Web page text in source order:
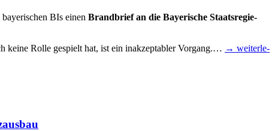
BIs einen Brand­brief an die Baye­ri­sche Staats­re­gie­
kei­ne Rol­le gespielt hat, ist ein inak­zep­ta­bler Vor­gang.… → wei­ter­le­